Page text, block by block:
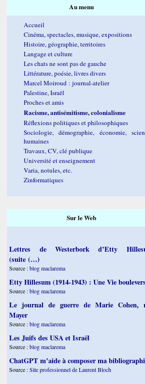
Au menu
Accueil
Cinéma, spectacles, musique, expositions
Histoire, géographie, territoires
Langage et culture
Les chats ne sont pas de gauche
Littérature, poésie, livres divers
Marcel Moiroud : journal-atelier
Palestine, Israël
Proches et amis
Racisme, antisémitisme, colonialisme
Réflexions politiques et philosophiques
Sociologie, démographie, économie,
humaines
Travaux, CV, clé publique
Université et enseignement
Varia, notules, etc.
Zinformatiques
Sur le Web
Lettres de Westerbork d’Etty
(suite (…)
Source :blog maclarema
Etty Hillesum (1914-1943) : Une Vie
Source :blog maclarema
Le journal de guerre de Marie Cohen,
Mayer
Source :blog maclarema
Les Juifs des USA et Israël
Source :blog maclarema
ChatGPT m’aide à composer ma
Source :Site professionnel de Laurent Bloch